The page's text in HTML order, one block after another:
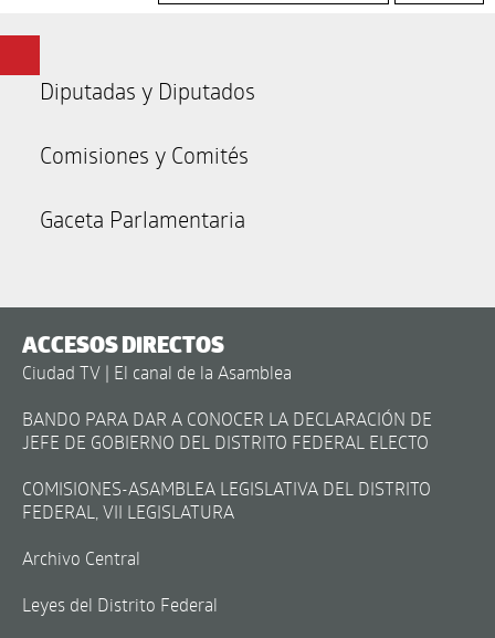
Diputadas y Diputados
Comisiones y Comités
Gaceta Parlamentaria
ACCESOS DIRECTOS
Ciudad TV | El canal de la Asamblea
BANDO PARA DAR A CONOCER LA DECLARACIÓN DE
JEFE DE GOBIERNO DEL DISTRITO FEDERAL ELECTO
COMISIONES-ASAMBLEA LEGISLATIVA DEL DISTRITO
FEDERAL, VII LEGISLATURA
Archivo Central
Leyes del Distrito Federal